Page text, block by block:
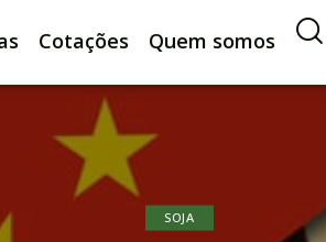
Cotações Quem somos
SOJA